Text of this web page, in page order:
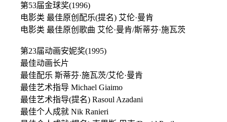
第53届金球奖(1996)
电影类 最佳原创配乐(提名) 艾伦·曼肯
电影类 最佳原创歌曲 艾伦·曼肯/斯蒂芬·施瓦茨
第23届动画安妮奖(1995)
最佳动画长片
最佳配乐 斯蒂芬·施瓦茨/艾伦·曼肯
最佳艺术指导 Michael Giaimo
最佳艺术指导(提名) Rasoul Azadani
最佳个人成就 Nik Ranieri